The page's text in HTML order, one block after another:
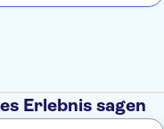
Erlebnis sagen